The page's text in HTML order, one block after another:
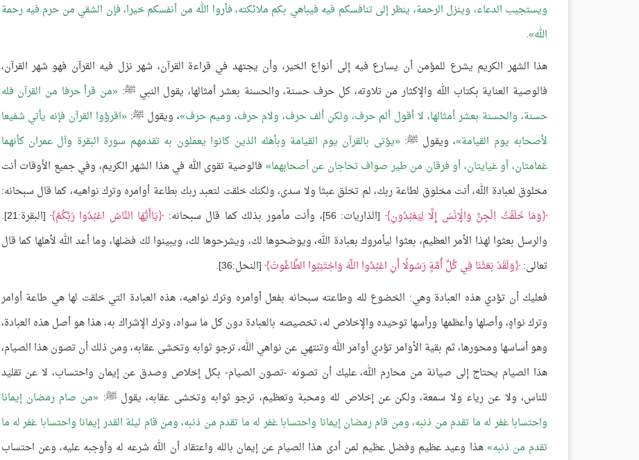
ويستجيب الدعاء، وينزل الرحمة، ينظر إلى تنافسكم فيه فيباهي بكم ملائكته، فأروا الله من أنفسكم خيرا، فإن الشقي من حرم فيه رحمة
الله .
هذا الشهر الكريم يشرع للمؤمن أن يسارع فيه إلى أنواع الخير، وأن يجتهد في قراءة القرآن، شهر نزل فيه القرآن فهو شهر القرآن،
فالوصية العناية بكتاب الله والإكثار من تلاوته، كل حرف حسنة، والحسنة بعشر أمثالها، يقول النبي ﷺ: من قرأ حرفا من القرآن فله
حسنة، والحسنة بعشر أمثالها، لا أقول ألم حرف، ولكن ألف حرف، ولام حرف، وميم حرف ، ويقول ﷺ: اقرؤوا القرآن فإنه يأتي شفيعا
لأصحابه يوم القيامة ، ويقول ﷺ: يؤتى بالقرآن يوم القيامة وبأهله الذين كانوا يعملون به تقدمهم سورة البقرة وآل عمران كأنهما
غمامتان، أو غيايتان، أو فرقان من طير صواف تحاجان عن أصحابهما فالوصية تقوى الله في هذا الشهر الكريم، وفي جميع الأوقات أنت
مخلوق لعبادة الله، أنت مخلوق لطاعة ربك، لم تخلق عبثا ولا سدى، ولكنك خلقت لتعبد ربك بطاعة أوامره وترك نواهيه، كما قال سبحانه:
وَمَا خَلَقْتُ الْجِنَّ وَالْإِنْسَ إِلَّا لِيَعْبُدُونِ [الذاريات: 56]، وأنت مأمور بذلك كما قال سبحانه: يَاأَيُّهَا النَّاسُ اعْبُدُوا رَبَّكُمُ
[البقرة:21].
والرسل بعثوا لهذا الأمر العظيم، بعثوا ليأمروك بعبادة الله، ويوضحوها لك، ويشرحوها لك، ويبينوا لك فضلها، وما أعد الله لأهلها كما قال
تعالى: وَلَقَدْ بَعَثْنَا فِي كُلِّ أُمَّةٍ رَسُولًا أَنِ اعْبُدُوا اللَّهَ وَاجْتَنِبُوا الطَّاغُوتَ [النحل:36].
فعليك أن تؤدي هذه العبادة وهي: الخضوع لله وطاعته سبحانه بفعل أوامره وترك نواهيه، هذه العبادة التي خلقت لها هي طاعة أوامر
وترك نواهٍ، وأصلها وأعظمها ورأسها توحيده والإخلاص له، تخصيصه بالعبادة دون كل ما سواه، وترك الإشراك به، هذا هو أصل هذه العبادة،
وهو أساسها ومحورها، ثم بقية الأوامر تؤدي أوامر الله وتنتهي عن نواهي الله، ترجو ثوابه وتخشى عقابه، ومن ذلك أن تصون هذا الصيام،
هذا الصيام يحتاج إلى صيانة من محارم الله، عليك أن تصونه -تصون الصيام- بكل إخلاص وصدق عن إيمان واحتساب، لا عن تقليد
للناس، ولا عن رياء ولا سمعة، ولكن عن إخلاص لله ومحبة وتعظيم، ترجو ثوابه وتخشى عقابه، يقول ﷺ: من صام رمضان إيمانا
واحتسابا غفر له ما تقدم من ذنبه، ومن قام رمضان إيمانا واحتسابا غفر له ما تقدم من ذنبه، ومن قام ليلة القدر إيمانا واحتسابا غفر له ما
تقدم من ذنبه هذا وعيد عظيم وفضل عظيم لمن أدى هذا الصيام عن إيمان بالله واعتقاد أن الله شرعه له وأوجبه عليه، وعن احتساب